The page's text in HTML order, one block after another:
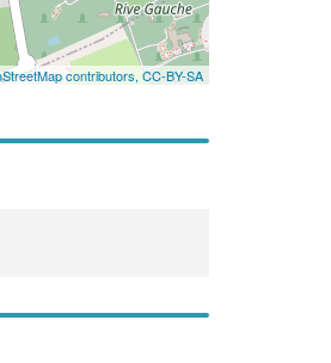
contributors, CC-BY-SA